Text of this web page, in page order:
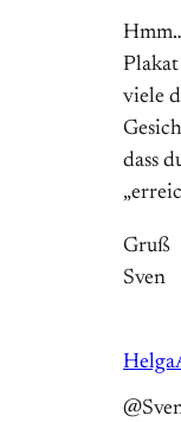
viele
dass
Gruß
Sven
Helga